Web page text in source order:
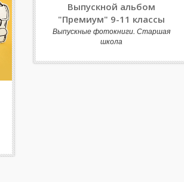
Выпускной альбом
"Премиум" 9-11 классы
Выпускные фотокниги. Старшая
школа